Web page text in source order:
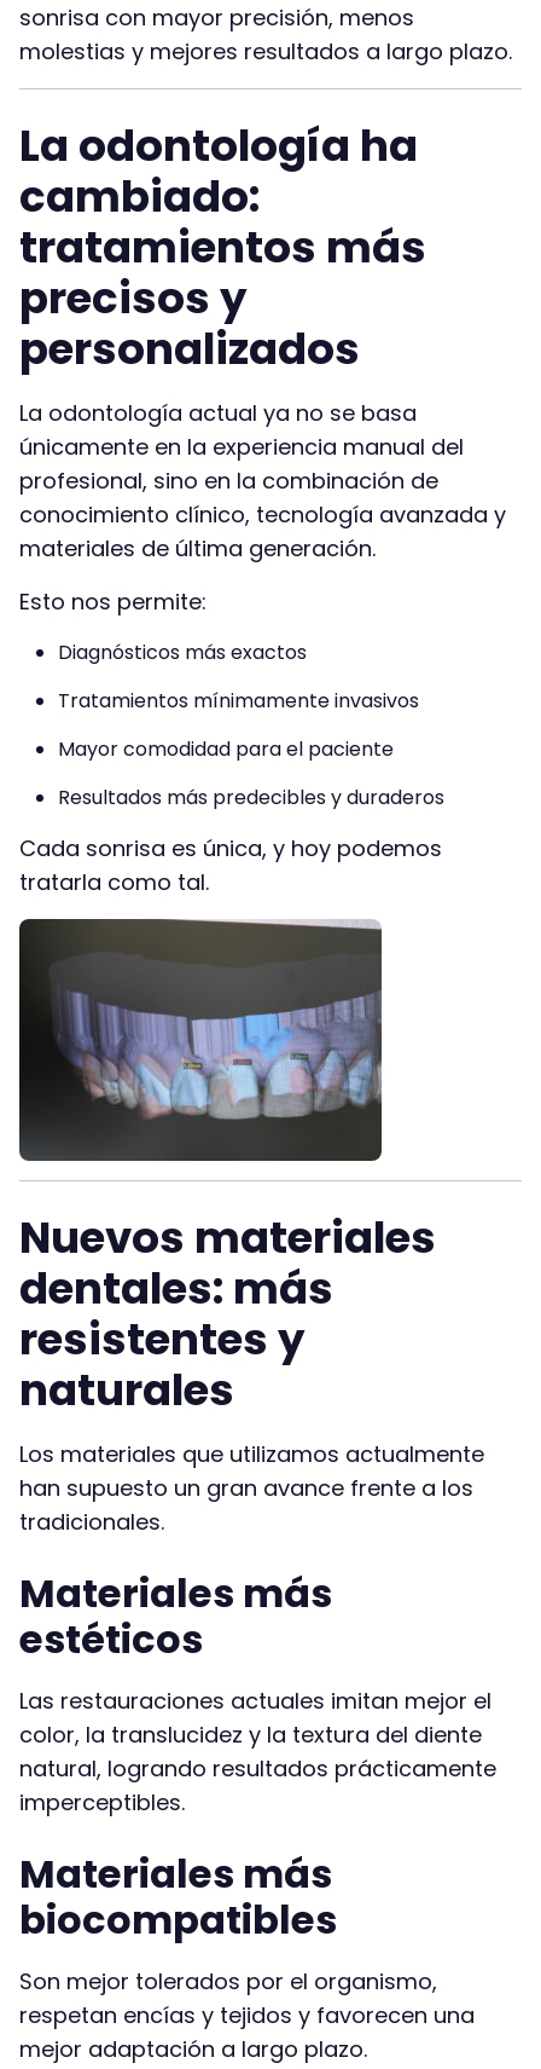
sonrisa con mayor precisión, menos
molestias y mejores resultados a largo plazo.
La odontología ha
cambiado:
tratamientos más
precisos y
personalizados
La odontología actual ya no se basa
únicamente en la experiencia manual del
profesional, sino en la combinación de
conocimiento clínico, tecnología avanzada y
materiales de última generación.
Esto nos permite:
Diagnósticos más exactos
Tratamientos mínimamente invasivos
Mayor comodidad para el paciente
Resultados más predecibles y duraderos
Cada sonrisa es única, y hoy podemos
tratarla como tal.
Nuevos materiales
dentales: más
resistentes y
naturales
Los materiales que utilizamos actualmente
han supuesto un gran avance frente a los
tradicionales.
Materiales más
estéticos
Las restauraciones actuales imitan mejor el
color, la translucidez y la textura del diente
natural, logrando resultados prácticamente
imperceptibles.
Materiales más
biocompatibles
Son mejor tolerados por el organismo,
respetan encías y tejidos y favorecen una
mejor adaptación a largo plazo.